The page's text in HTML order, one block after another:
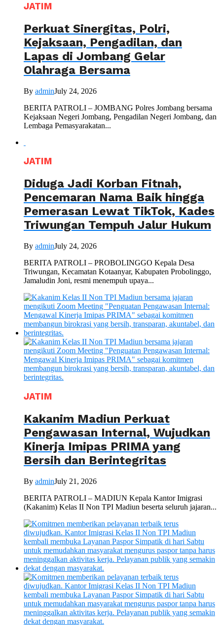
JATIM
Perkuat Sinergitas, Polri,
Kejaksaan, Pengadilan, dan
Lapas di Jombang Gelar
Olahraga Bersama
By adminJuly 24, 2026
BERITA PATROLI – JOMBANG Polres Jombang bersama
Kejaksaan Negeri Jombang, Pengadilan Negeri Jombang, dan
Lembaga Pemasyarakatan...
JATIM
Diduga Jadi Korban Fitnah,
Pencemaran Nama Baik hingga
Pemerasan Lewat TikTok, Kades
Triwungan Tempuh Jalur Hukum
By adminJuly 24, 2026
BERITA PATROLI – PROBOLINGGO Kepala Desa
Triwungan, Kecamatan Kotaanyar, Kabupaten Probolinggo,
Jamaludin Joni, resmi menempuh upaya...
JATIM
Kakanim Madiun Perkuat
Pengawasan Internal, Wujudkan
Kinerja Imipas PRIMA yang
Bersih dan Berintegritas
By adminJuly 21, 2026
BERITA PATROLI – MADIUN Kepala Kantor Imigrasi
(Kakanim) Kelas II Non TPI Madiun beserta seluruh jajaran...